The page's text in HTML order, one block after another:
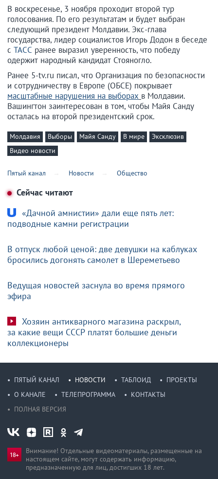
В воскресенье, 3 ноября проходит второй тур
голосования. По его результатам и будет выбран
следующий президент Молдавии. Экс-глава
государства, лидер социалистов Игорь Додон в беседе
с ТАСС ранее выразил уверенность, что победу
одержит народный кандидат Стояногло.
Ранее 5-tv.ru писал, что Организация по безопасности
и сотрудничеству в Европе (ОБСЕ) покрывает
масштабные нарушения на выборах в Молдавии.
Вашингтон заинтересован в том, чтобы Майя Санду
осталась на второй президентский срок.
Молдавия Выборы Майя Санду В мире
Эксклюзив
Видео новости
Пятый канал Новости Общество
Сейчас читают
«Дачной амнистии» дали еще пять лет:
подводные камни регистрации
В отпуск любой ценой: две девушки на каблуках
бросились догонять самолет в Шереметьево
Ведущая новостей заснула во время прямого
эфира
Хозяин антикварного магазина раскрыл,
за какие вещи СССР платят большие деньги
коллекционеры
ПЯТЫЙ КАНАЛ НОВОСТИ ТАБЛОИД
ПРОЕКТЫ
О КАНАЛЕ
ТЕЛЕПРОГРАММА
КОНТАКТЫ
ПОЛНАЯ ВЕРСИЯ
Внимание! Отдельные видеоматериалы, размещенные на
настоящем сайте, могут содержать информацию,
предназначен­ную для лиц, достигших 18 лет.